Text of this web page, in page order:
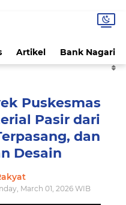
Artikel Bank Nagari
Puskesmas
Pasir dari
dan
Desain
March 01, 2026 WIB